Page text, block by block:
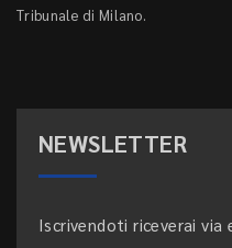
Tribunale di Milano.
NEWSLETTER
Iscrivendoti riceverai via